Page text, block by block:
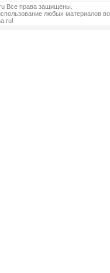
Все права защищены.
любых материалов